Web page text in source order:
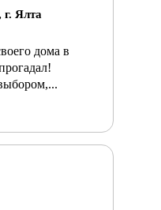
г. Ялта
дома в